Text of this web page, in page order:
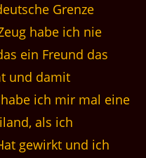
Grenze
habe ich nie
ein Freund das
und damit
ich mir mal eine
als ich
gewirkt und ich